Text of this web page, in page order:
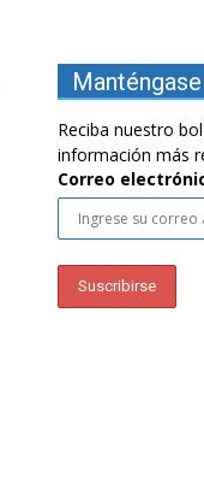
Reciba nuestro
información más
Correo